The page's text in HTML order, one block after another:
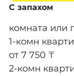
С запахом
комната или
1-комн
от 7 750 ₸
2-комн